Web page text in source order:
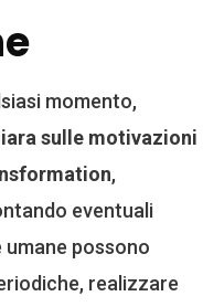
momento,
sulle motivazioni
,
eventuali
possono
realizzare